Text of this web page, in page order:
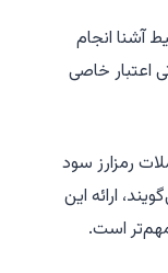
آشنا انجام
اعتبار خاصی
رمزارز سود
ارائه این
است.